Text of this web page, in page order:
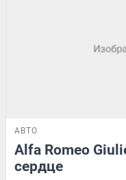
АВТО
Alfa Romeo
сердце